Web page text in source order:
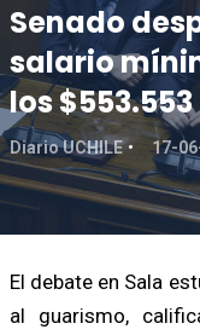
Senado
salario
los $553.553
Diario UCHILE 17-
El debate en Sala
al guarismo,